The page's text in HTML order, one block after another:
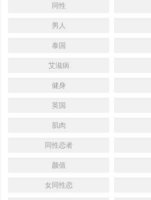
同性
男人
泰国
艾滋病
健身
英国
肌肉
同性恋者
颜值
女同性恋